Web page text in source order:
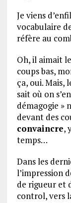
Je viens
vocabulaire
réfère au
Oh, il aimait
coups bas,
ça, oui. Mais,
sait où on
démagogie »
devant des
convaincre,
temps…
Dans les
l’impression
de rigueur et
control, vers